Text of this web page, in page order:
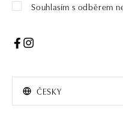
Souhlasím s odběrem
ČESKY